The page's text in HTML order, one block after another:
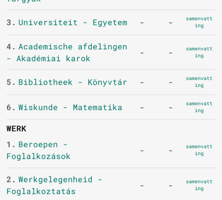
3. Universiteit - Egyetem - -
samenvatt
ing
4. Academische afdelingen
- Akadémiai karok
- -
samenvatt
ing
5. Bibliotheek - Könyvtár - -
samenvatt
ing
6. Wiskunde - Matematika - -
samenvatt
ing
WERK
1. Beroepen -
Foglalkozások
- -
samenvatt
ing
2. Werkgelegenheid -
Foglalkoztatás
- -
samenvatt
ing